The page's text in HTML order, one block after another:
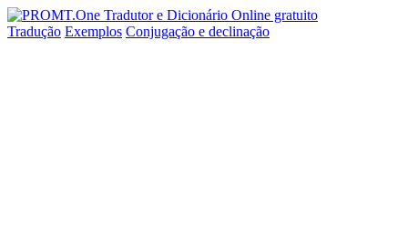
Tradução Exemplos Conjugação e declinação